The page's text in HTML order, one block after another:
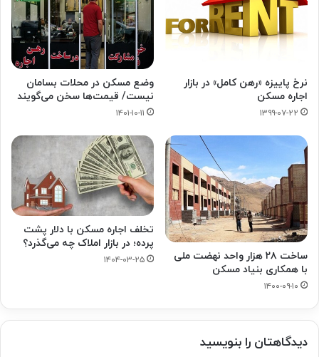
نرخ پاییزه «رهن کامل» در بازار
اجاره مسکن
۱۳۹۹-۰۷-۲۲
وضع مسکن در محلات بسامان
نیست/ قیمت‌ها سخن می‌گویند
۱۴۰۱-۱۰-۱۱
ساخت ۲۸ هزار واحد نهضت ملی
با همکاری بنیاد مسکن
۱۴۰۰-۰۹-۱۰
تخلف اجاره مسکن با دلار پشت
پرده؛ در بازار املاک چه می‌گذرد؟
۱۴۰۴-۰۳-۲۵
دیدگاهتان را بنویسید